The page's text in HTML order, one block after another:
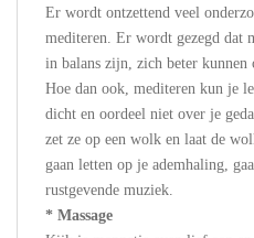
Er wordt ontzettend veel
mediteren. Er wordt gezegd dat
in balans zijn, zich beter kunnen
Hoe dan ook, mediteren kun je
dicht en oordeel niet over je
zet ze op een wolk en laat de
gaan letten op je ademhaling,
rustgevende muziek.
* Massage